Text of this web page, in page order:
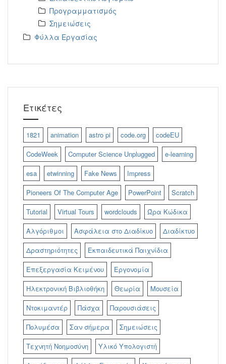
Προγραμματισμός
Σημειώσεις
Φύλλα Εργασίας
Ετικέτες
1821 animation astro pi code.org
codeEU
CodeWeek
Computer Science Unplugged
e-learning
esa
etwinning Fake News
Impress
Pioneers Of The Computer Age
PowerPoint
Scratch
Tutorial
Virtual Tours wordclouds
Ώρα Κώδικα
Αλγόριθμοι
Ασφάλεια στο Διαδίκυο
Διαδίκτυο
Δραστηριότητες
Εκπαιδευτικά Παιχνίδια
Επεξεργασία Κειμένου
Εργονομία
Ηλεκτρονική Βιβλιοθήκη
Θεωρία
Μουσεία
Ντοκιμαντέρ
Πάσχα
Παρουσιάσεις
Πολυμέσα
Σαν σήμερα
Σημειώσεις
Τεχνητή Νοημοσύνη
Υλικό Υπολογιστή